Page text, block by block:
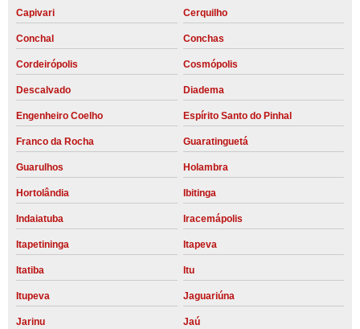
Capivari Cerquilho
Conchal Conchas
Cordeirópolis Cosmópolis
Descalvado Diadema
Engenheiro Coelho Espírito Santo do Pinhal
Franco da Rocha Guaratinguetá
Guarulhos Holambra
Hortolândia Ibitinga
Indaiatuba Iracemápolis
Itapetininga Itapeva
Itatiba Itu
Itupeva Jaguariúna
Jarinu Jaú